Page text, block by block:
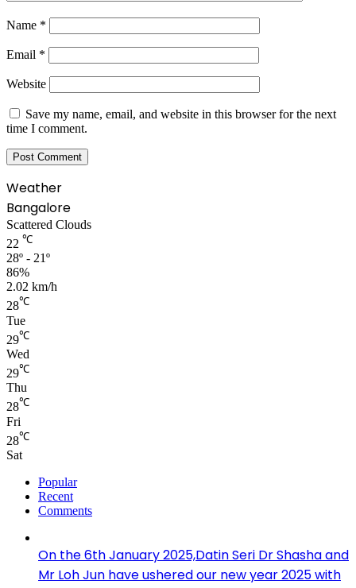
Name *
Email *
Website
Save my name, email, and website in this browser for the next
time I comment.
Weather
Bangalore
Scattered Clouds
22 ℃
28º - 21º
86%
2.02 km/h
28℃
Tue
29℃
Wed
29℃
Thu
28℃
Fri
28℃
Sat
Popular
Recent
Comments
On the 6th January 2025,Datin Seri Dr Shasha and
Mr Loh Jun have ushered our new year 2025 with